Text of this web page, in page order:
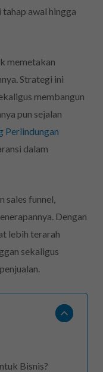
awal hingga
memetakan
Strategi ini
membangun
pun sejalan
Perlindungan
dalam
sales funnel,
Dengan
lebih terarah
sekaligus
Bisnis?